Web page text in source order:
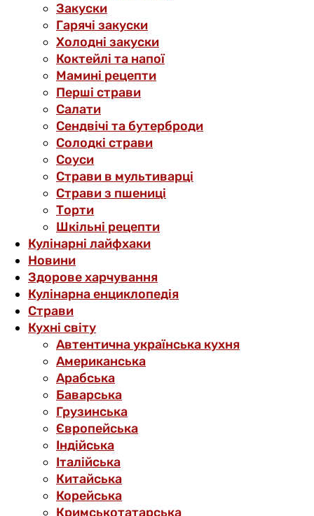
Закуски
Гарячі закуски
Холодні закуски
Коктейлі та напої
Мамині рецепти
Перші страви
Салати
Сендвічі та бутерброди
Солодкі страви
Соуси
Страви в мультиварці
Страви з пшениці
Торти
Шкільні рецепти
Кулінарні лайфхаки
Новини
Здорове харчування
Кулінарна енциклопедія
Страви
Кухні світу
Автентична українська кухня
Американська
Арабська
Баварська
Грузинська
Європейська
Індійська
Італійська
Китайська
Корейська
Кримськотатарська